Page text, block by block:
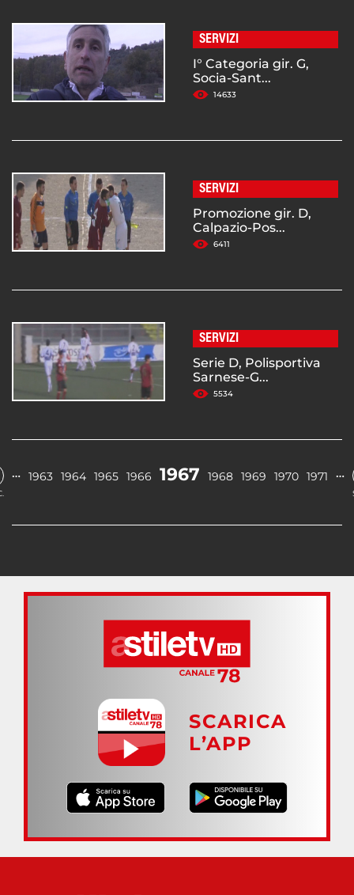
SERVIZI
I° Categoria gir. G,
Socia-Sant...
14633
SERVIZI
Promozione gir. D,
Calpazio-Pos...
6411
SERVIZI
Serie D, Polisportiva
Sarnese-G...
5534
… 1963 1964 1965 1966 1967 1968 1969 1970 1971 …
SCARICA
L’APP